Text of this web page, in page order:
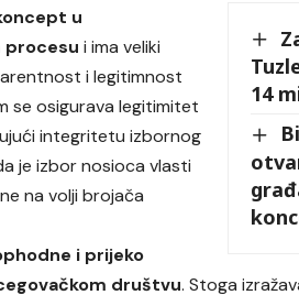
14
u
procesu i ima veliki
i legitimnost
se osigurava legitimitet
integritetu izbornog
je izbor nosioca vlasti
na volji brojača
i prijeko
društvu. Stoga